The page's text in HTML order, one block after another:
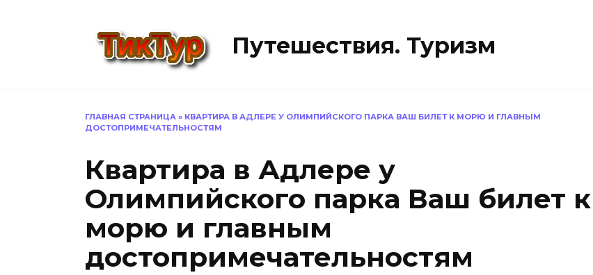
Путешествия. Туризм
ГЛАВНАЯ СТРАНИЦА » КВАРТИРА В АДЛЕРЕ У ОЛИМПИЙСКОГО ПАРКА ВАШ БИЛЕТ К МОРЮ И ГЛАВНЫМ
ДОСТОПРИМЕЧАТЕЛЬНОСТЯМ
Квартира в Адлере у
Олимпийского парка Ваш билет к
морю и главным
достопримечательностям